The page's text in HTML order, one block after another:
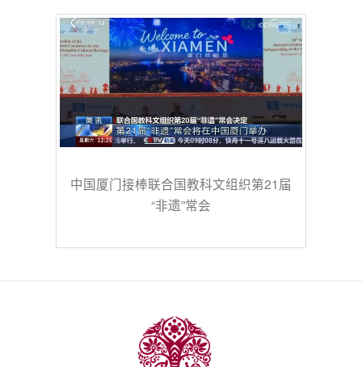
中国厦门接棒联合国教科文组织第21届
“非遗”常会